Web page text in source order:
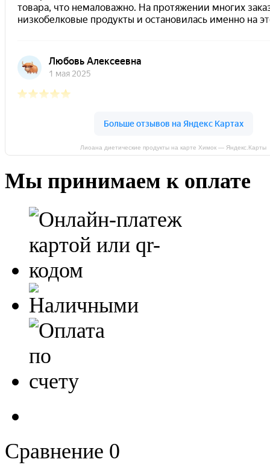
Лиоана диетические продукты на карте Химок — Яндекс.Карты
Мы принимаем к оплате
Сравнение 0